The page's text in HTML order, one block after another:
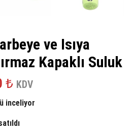
ve Isıya
Kapaklı Suluk
₺.
₺ Şu
andaki
fiyat:
KDV
inceliyor